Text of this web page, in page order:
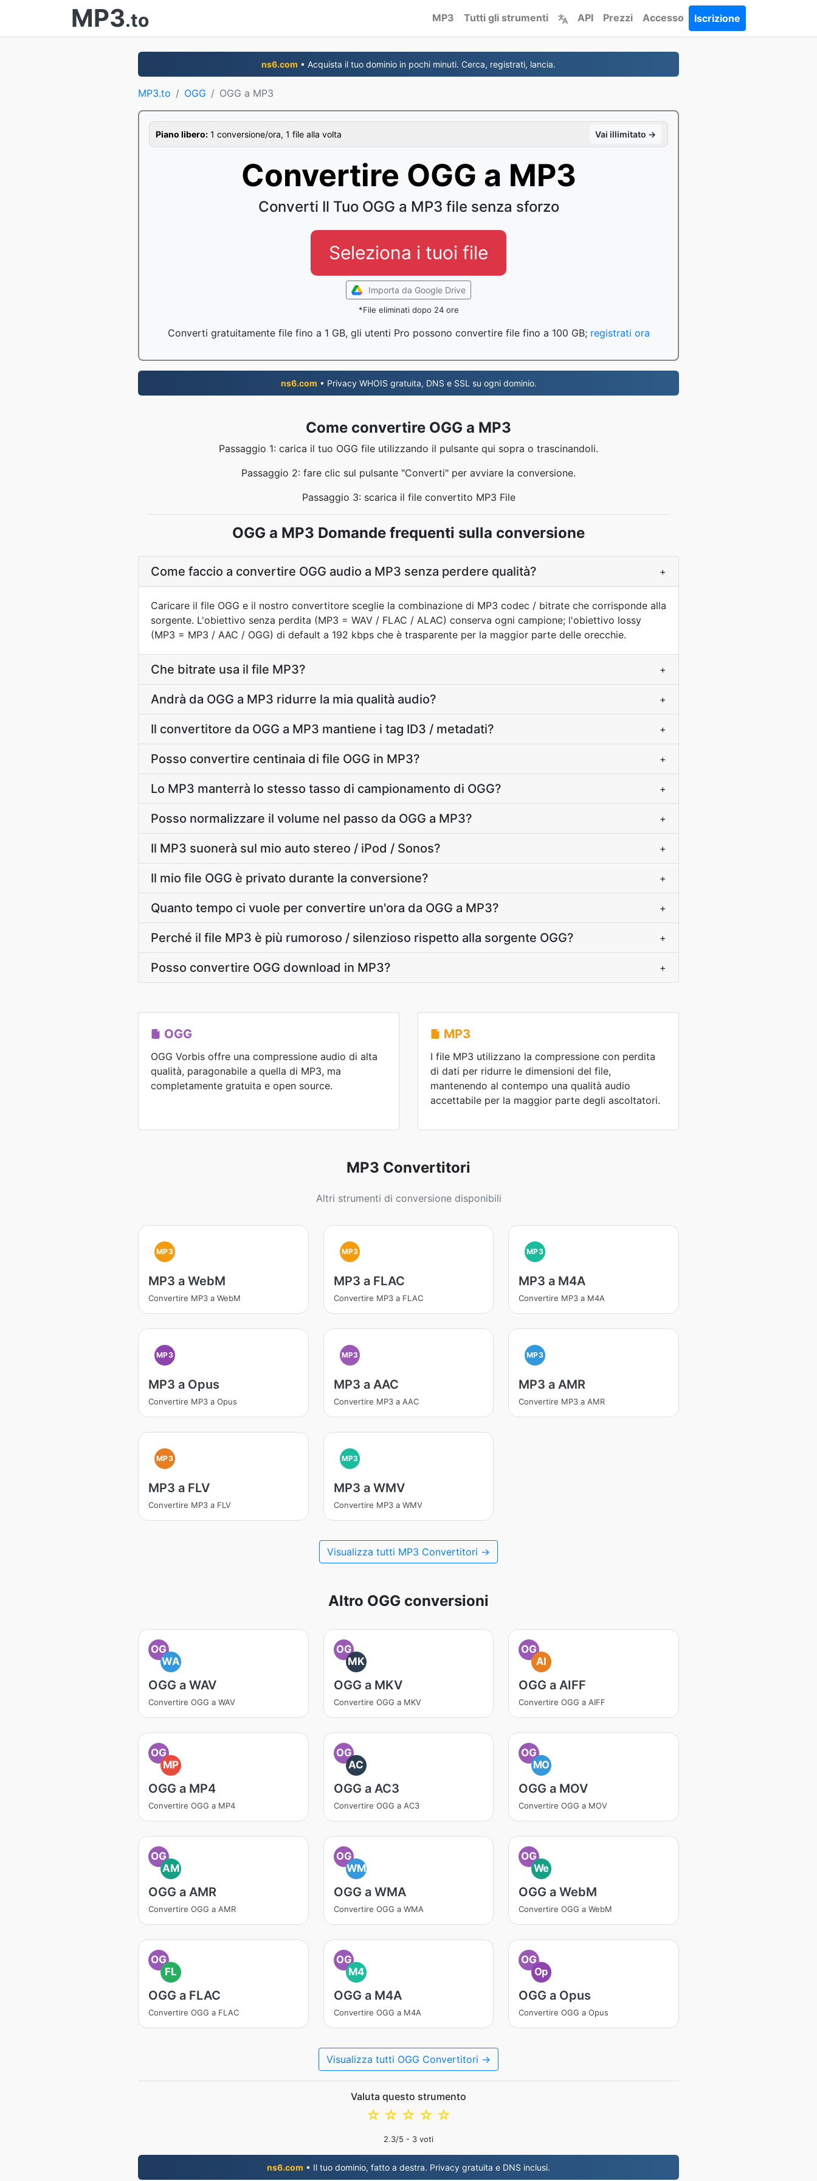
MP3.to MP3 Tutti gli strumenti API Prezzi Accesso Iscrizione
ns6.com • Acquista il tuo dominio in pochi minuti. Cerca, registrati, lancia.
MP3.to OGG OGG a MP3
Piano libero: 1 conversione/ora, 1 file alla volta Vai illimitato →
Convertire OGG a MP3
Converti Il Tuo OGG a MP3 file senza sforzo
Seleziona i tuoi file
Importa da Google Drive
*File eliminati dopo 24 ore
Converti gratuitamente file fino a 1 GB, gli utenti Pro possono convertire file fino a 100 GB; registrati ora
ns6.com • Privacy WHOIS gratuita, DNS e SSL su ogni dominio.
Come convertire OGG a MP3
Passaggio 1: carica il tuo OGG file utilizzando il pulsante qui sopra o trascinandoli.
Passaggio 2: fare clic sul pulsante "Converti" per avviare la conversione.
Passaggio 3: scarica il file convertito MP3 File
OGG a MP3 Domande frequenti sulla conversione
Come faccio a convertire OGG audio a MP3 senza perdere qualità? +
Caricare il file OGG e il nostro convertitore sceglie la combinazione di MP3 codec / bitrate che corrisponde alla
sorgente. L'obiettivo senza perdita (MP3 = WAV / FLAC / ALAC) conserva ogni campione; l'obiettivo lossy
(MP3 = MP3 / AAC / OGG) di default a 192 kbps che è trasparente per la maggior parte delle orecchie.
Che bitrate usa il file MP3? +
Andrà da OGG a MP3 ridurre la mia qualità audio? +
Il convertitore da OGG a MP3 mantiene i tag ID3 / metadati? +
Posso convertire centinaia di file OGG in MP3? +
Lo MP3 manterrà lo stesso tasso di campionamento di OGG? +
Posso normalizzare il volume nel passo da OGG a MP3? +
Il MP3 suonerà sul mio auto stereo / iPod / Sonos? +
Il mio file OGG è privato durante la conversione? +
Quanto tempo ci vuole per convertire un'ora da OGG a MP3? +
Perché il file MP3 è più rumoroso / silenzioso rispetto alla sorgente OGG? +
Posso convertire OGG download in MP3? +
OGG
OGG Vorbis offre una compressione audio di alta
qualità, paragonabile a quella di MP3, ma
completamente gratuita e open source.
MP3
I file MP3 utilizzano la compressione con perdita
di dati per ridurre le dimensioni del file,
mantenendo al contempo una qualità audio
accettabile per la maggior parte degli ascoltatori.
MP3 Convertitori
Altri strumenti di conversione disponibili
MP3
MP3 a WebM
Convertire MP3 a WebM
MP3
MP3 a FLAC
Convertire MP3 a FLAC
MP3
MP3 a M4A
Convertire MP3 a M4A
MP3
MP3 a Opus
Convertire MP3 a Opus
MP3
MP3 a AAC
Convertire MP3 a AAC
MP3
MP3 a AMR
Convertire MP3 a AMR
MP3
MP3 a FLV
Convertire MP3 a FLV
MP3
MP3 a WMV
Convertire MP3 a WMV
Visualizza tutti MP3 Convertitori →
Altro OGG conversioni
OG
WA
OGG a WAV
Convertire OGG a WAV
OG
MK
OGG a MKV
Convertire OGG a MKV
OG
AI
OGG a AIFF
Convertire OGG a AIFF
OG
MP
OGG a MP4
Convertire OGG a MP4
OG
AC
OGG a AC3
Convertire OGG a AC3
OG
MO
OGG a MOV
Convertire OGG a MOV
OG
AM
OGG a AMR
Convertire OGG a AMR
OG
WM
OGG a WMA
Convertire OGG a WMA
OG
We
OGG a WebM
Convertire OGG a WebM
OG
FL
OGG a FLAC
Convertire OGG a FLAC
OG
M4
OGG a M4A
Convertire OGG a M4A
OG
Op
OGG a Opus
Convertire OGG a Opus
Visualizza tutti OGG Convertitori →
Valuta questo strumento
☆
☆
☆
☆
☆
2.3/5 - 3 voti
ns6.com • Il tuo dominio, fatto a destra. Privacy gratuita e DNS inclusi.